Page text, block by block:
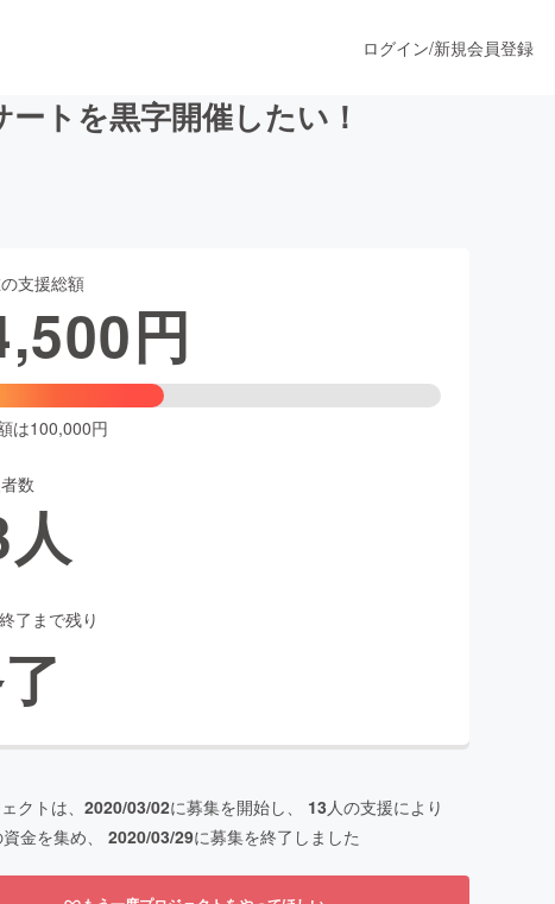
ファッション
ア
ログイン/新規会員登録
トを黒字開催したい！
支援総額
円
は100,000円
数
人
了まで残り
クトは、 2020/03/02に募集を開始し、 13人の支援により
金を集め、 2020/03/29に募集を終了しました